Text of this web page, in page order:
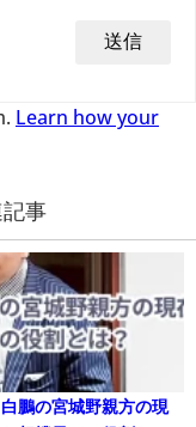
Learn how your
事
鵬の宮城野親方の現